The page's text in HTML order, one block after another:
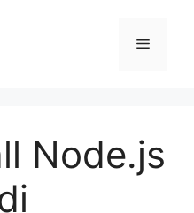
Menu
Node.js